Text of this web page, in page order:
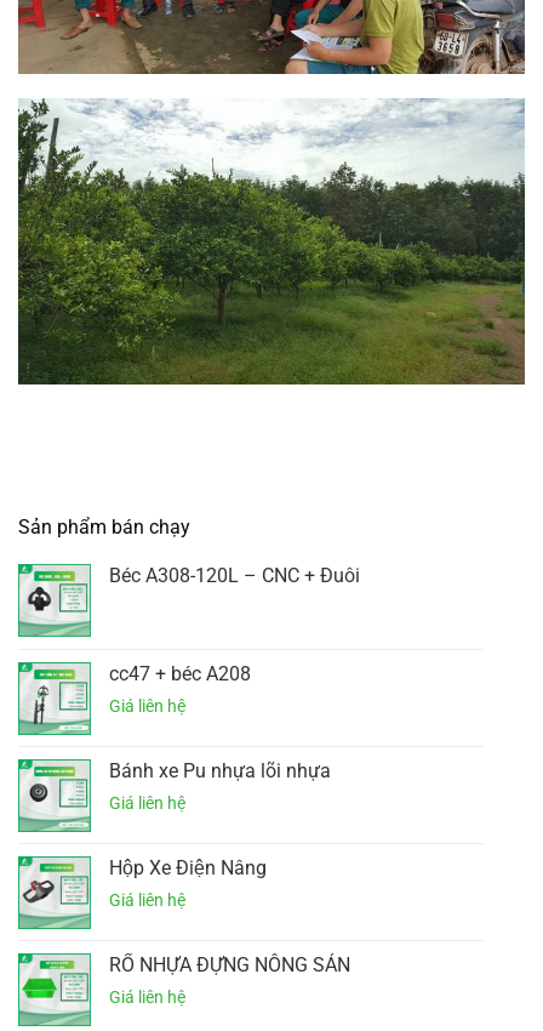
Sản phẩm bán chạy
Béc A308-120L – CNC + Đuôi
cc47 + béc A208
Bánh xe Pu nhựa lõi nhựa
Hộp Xe Điện Nâng
RỔ NHỰA ĐỰNG NÔNG SẢN